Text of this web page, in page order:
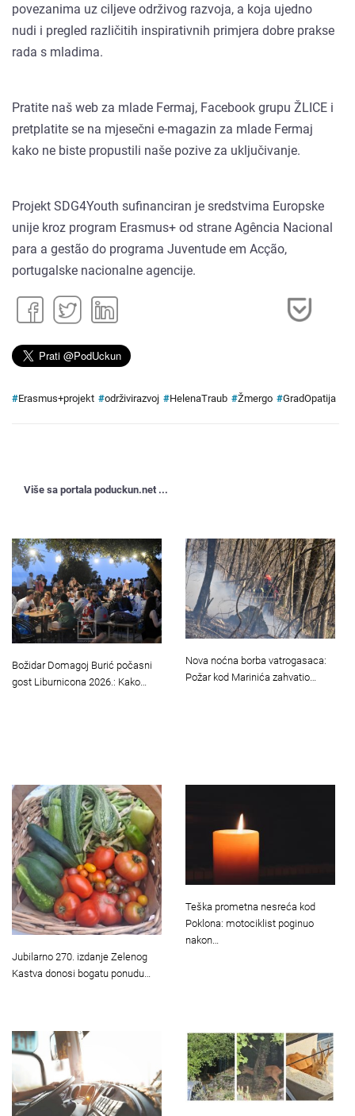
povezanima uz ciljeve održivog razvoja, a koja ujedno
nudi i pregled različitih inspirativnih primjera dobre prakse
rada s mladima.
Pratite naš web za mlade Fermaj, Facebook grupu ŽLICE i
pretplatite se na mjesečni e-magazin za mlade Fermaj
kako ne biste propustili naše pozive za uključivanje.
Projekt SDG4Youth sufinanciran je sredstvima Europske
unije kroz program Erasmus+ od strane Agência Nacional
para a gestão do programa Juventude em Acção,
portugalske nacionalne agencije.
#Erasmus+projekt #održivirazvoj #HelenaTraub #Žmergo #GradOpatija
Više sa portala poduckun.net ...
Božidar Domagoj Burić počasni
gost Liburnicona 2026.: Kako…
Nova noćna borba vatrogasaca:
Požar kod Marinića zahvatio…
Jubilarno 270. izdanje Zelenog
Kastva donosi bogatu ponudu…
Teška prometna nesreća kod
Poklona: motociklist poginuo
nakon…